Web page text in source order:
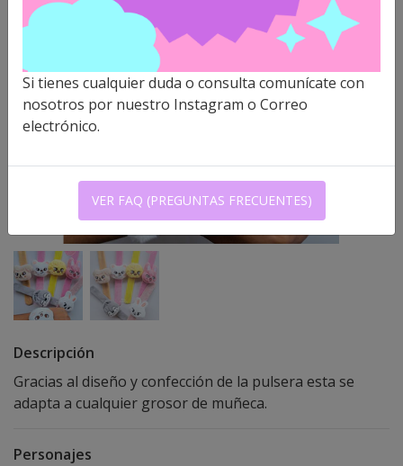
Descripción
Gracias al diseño y confección de la pulsera esta se
adapta a cualquier grosor de muñeca.
Personajes
Si tienes cualquier duda o consulta comunícate con
nosotros por nuestro Instagram o Correo
electrónico.
VER FAQ (PREGUNTAS FRECUENTES)